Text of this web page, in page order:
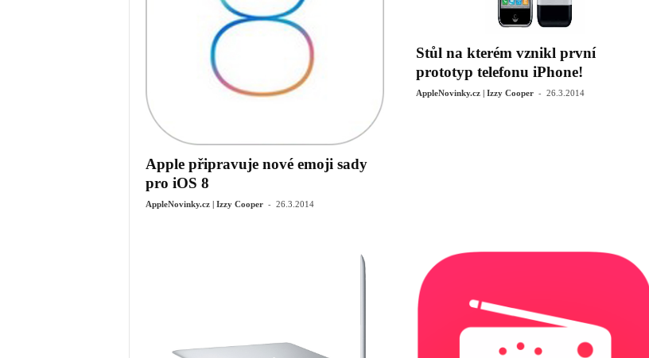
Apple připravuje nové emoji sady
pro iOS 8
AppleNovinky.cz | Izzy Cooper - 26.3.2014
Stůl na kterém vznikl první
prototyp telefonu iPhone!
AppleNovinky.cz | Izzy Cooper - 26.3.2014